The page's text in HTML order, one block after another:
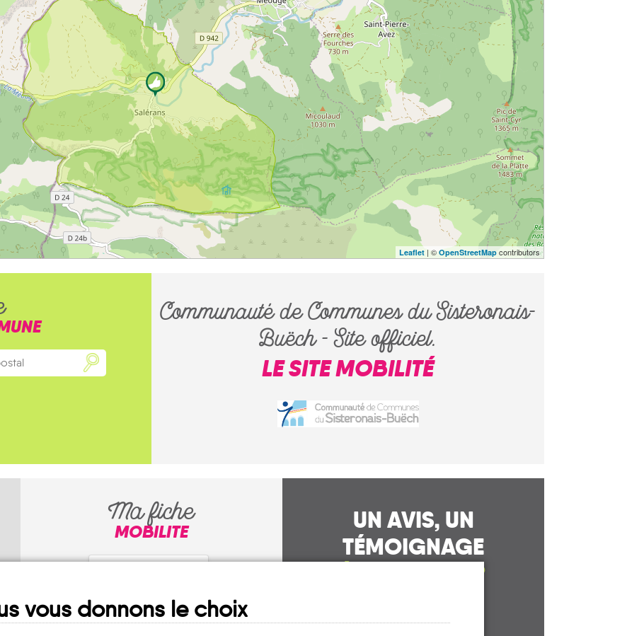
Leaflet | © OpenStreetMap contributors
Communauté de Communes du Sisteronais-
Buëch - Site officiel.
LE SITE MOBILITÉ
Ma fiche
MOBILITE
UN AVIS, UN
TÉMOIGNAGE
À PARTAGER ?
vous donnons le choix